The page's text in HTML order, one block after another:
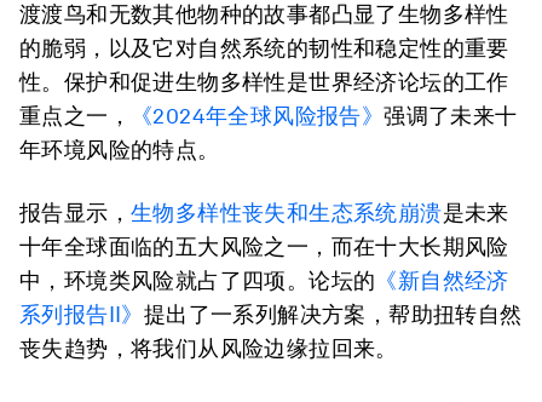
渡渡鸟和无数其他物种的故事都凸显了生物多样性
的脆弱，以及它对自然系统的韧性和稳定性的重要
性。保护和促进生物多样性是世界经济论坛的工作
重点之一，
《2024年全球风险报告》强调了未来十
年环境风险的特点。
报告显示， 生物多样性丧失和生态系统崩溃是未来
十年全球面临的五大风险之一，而在十大长期风险
中，环境类风险就占了四项。论坛的 《新自然经济
系列报告II》 提出了一系列解决方案，帮助扭转自然
丧失趋势，将我们从风险边缘拉回来。